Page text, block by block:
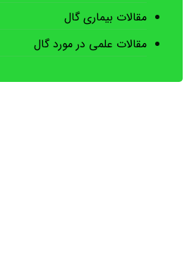
مقالات بیماری گال
مقالات علمی در مورد گال